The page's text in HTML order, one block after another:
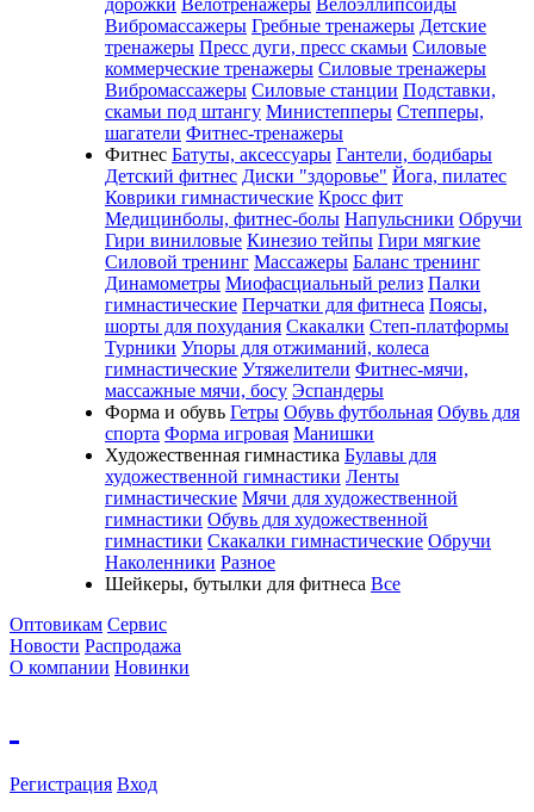
дорожки Велотренажеры Велоэллипсоиды
Вибромассажеры Гребные тренажеры Детские
тренажеры Пресс дуги, пресс скамьи Силовые
коммерческие тренажеры Силовые тренажеры
Вибромассажеры Силовые станции Подставки,
скамьи под штангу Министепперы Степперы,
шагатели Фитнес-тренажеры
Фитнес Батуты, аксессуары Гантели, бодибары
Детский фитнес Диски "здоровье" Йога, пилатес
Коврики гимнастические Кросс фит
Медицинболы, фитнес-болы Напульсники Обручи
Гири виниловые Кинезио тейпы Гири мягкие
Силовой тренинг Массажеры Баланс тренинг
Динамометры Миофасциальный релиз Палки
гимнастические Перчатки для фитнеса Поясы,
шорты для похудания Скакалки Степ-платформы
Турники Упоры для отжиманий, колеса
гимнастические Утяжелители Фитнес-мячи,
массажные мячи, босу Эспандеры
Форма и обувь Гетры Обувь футбольная Обувь для
спорта Форма игровая Манишки
Художественная гимнастика Булавы для
художественной гимнастики Ленты
гимнастические Мячи для художественной
гимнастики Обувь для художественной
гимнастики Скакалки гимнастические Обручи
Наколенники Разное
Шейкеры, бутылки для фитнеса Все
Оптовикам Сервис
Новости Распродажа
О компании Новинки
Регистрация Вход